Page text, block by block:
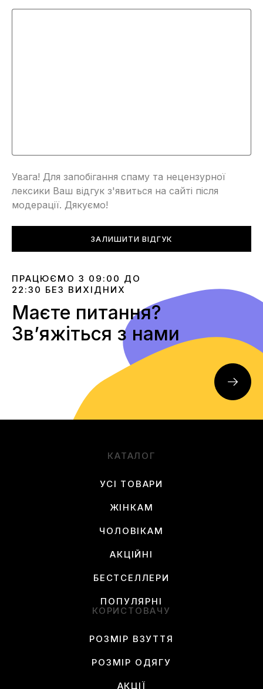
Увага! Для запобігання спаму та нецензурної
лексики Ваш відгук з'явиться на сайті після
модерації. Дякуємо!
ЗАЛИШИТИ ВІДГУК
ПРАЦЮЄМО З 09:00 ДО
22:30 БЕЗ ВИХІДНИХ
Маєте питання?
Звʼяжіться з нами
КАТАЛОГ
УСІ ТОВАРИ
ЖІНКАМ
ЧОЛОВІКАМ
АКЦІЙНІ
БЕСТСЕЛЛЕРИ
ПОПУЛЯРНІ
КОРИСТОВАЧУ
РОЗМІР ВЗУТТЯ
РОЗМІР ОДЯГУ
АКЦІЇ